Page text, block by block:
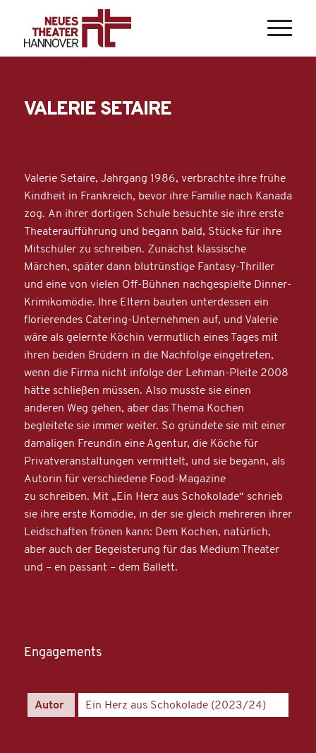
VALERIE SETAIRE
Valerie Setaire, Jahrgang 1986, verbrachte ihre frühe
Kindheit in Frankreich, bevor ihre Familie nach Kanada
zog. An ihrer dortigen Schule besuchte sie ihre erste
Theateraufführung und begann bald, Stücke für ihre
Mitschüler zu schreiben. Zunächst klassische
Märchen, später dann blutrünstige Fantasy-Thriller
und eine von vielen Off-Bühnen nachgespielte Dinner-
Krimikomödie. Ihre Eltern bauten unterdessen ein
florierendes Catering-Unternehmen auf, und Valerie
wäre als gelernte Köchin vermutlich eines Tages mit
ihren beiden Brüdern in die Nachfolge eingetreten,
wenn die Firma nicht infolge der Lehman-Pleite 2008
hätte schließen müssen. Also musste sie einen
anderen Weg gehen, aber das Thema Kochen
begleitete sie immer weiter. So gründete sie mit einer
damaligen Freundin eine Agentur, die Köche für
Privatveranstaltungen vermittelt, und sie begann, als
Autorin für verschiedene Food-Magazine
zu schreiben. Mit „Ein Herz aus Schokolade“ schrieb
sie ihre erste Komödie, in der sie gleich mehreren ihrer
Leidschaften frönen kann: Dem Kochen, natürlich,
aber auch der Begeisterung für das Medium Theater
und – en passant – dem Ballett.
Engagements
Autor Ein Herz aus Schokolade (2023/24)